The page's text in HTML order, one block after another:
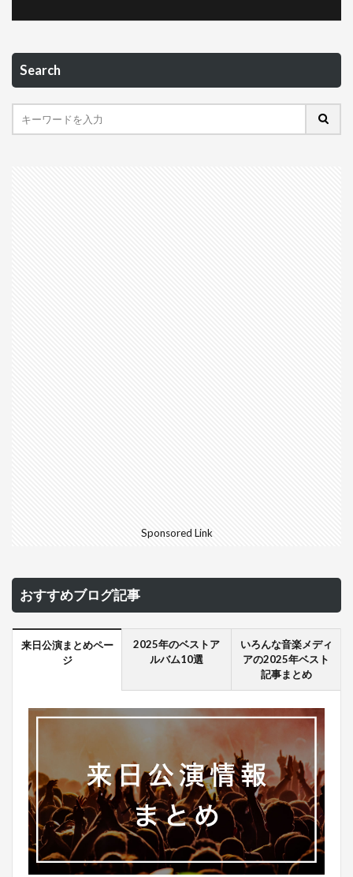
Search
Sponsored Link
おすすめブログ記事
来日公演まとめペー
ジ
2025年のベストア
ルバム10選
いろんな音楽メディ
アの2025年ベスト
記事まとめ